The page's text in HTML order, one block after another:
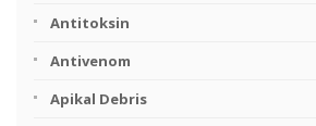
Antitoksin
Antivenom
Apikal Debris